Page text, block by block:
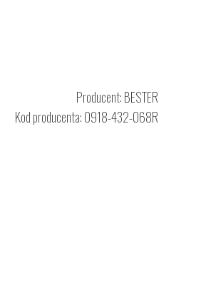
Producent:BESTER
Kod producenta: 0918-432-068R